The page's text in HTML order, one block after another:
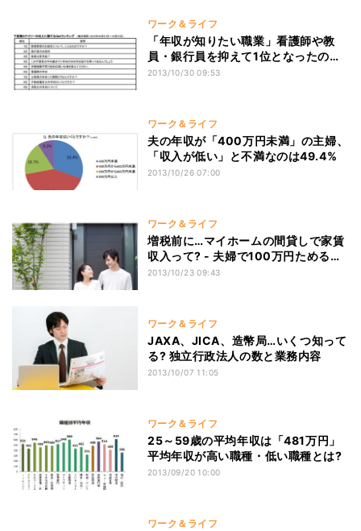
ワーク＆ライフ
「年収が知りたい職業」看護師や教
員・銀行員を抑えて1位となったの
は…?
2013/10/30 09:53
ワーク＆ライフ
夫の年収が「400万円未満」の主婦、
「収入が低い」と不満なのは49.4%
2013/10/26 07:00
ワーク＆ライフ
増税前に…マイホームの間貸しで家賃
収入って? - 夫婦で100万円ためるコ
ツ
2013/10/23 09:43
ワーク＆ライフ
JAXA、JICA、造幣局…いくつ知って
る? 独立行政法人の数と業務内容
2013/10/07 11:05
ワーク＆ライフ
25～59歳の平均年収は「481万円」
平均年収が高い職種・低い職種とは?
2013/09/20 10:00
ワーク＆ライフ